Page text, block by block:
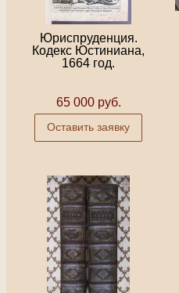
Юриспруденция.
Кодекс Юстиниана,
1664 год.
65 000 руб.
Оставить заявку